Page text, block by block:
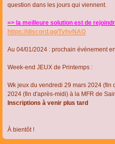
question dans les jours qui viennent.
=> la meilleure solution est de
https://discord.gg/TvhyNAQ
Au 04/01/2024 : prochain évènement
Week-end JEUX de Printemps :
Wk jeux du vendredi 29 mars 2024 (fin
2024 (fin d'après-midi) à la MFR de
Inscriptions à venir plus tard
À bientôt !